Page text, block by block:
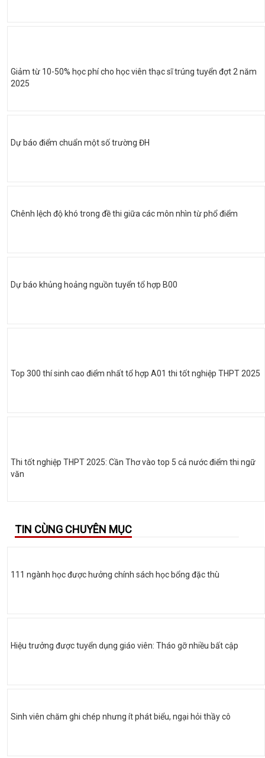
Giảm từ 10-50% học phí cho học viên thạc sĩ trúng tuyển đợt 2 năm
2025
Dự báo điểm chuẩn một số trường ĐH
Chênh lệch độ khó trong đề thi giữa các môn nhìn từ phổ điểm
Dự báo khủng hoảng nguồn tuyển tổ hợp B00
Top 300 thí sinh cao điểm nhất tổ hợp A01 thi tốt nghiệp THPT 2025
Thi tốt nghiệp THPT 2025: Cần Thơ vào top 5 cả nước điểm thi ngữ
văn
TIN CÙNG CHUYÊN MỤC
111 ngành học được hưởng chính sách học bổng đặc thù
Hiệu trưởng được tuyển dụng giáo viên: Tháo gỡ nhiều bất cập
Sinh viên chăm ghi chép nhưng ít phát biểu, ngại hỏi thầy cô